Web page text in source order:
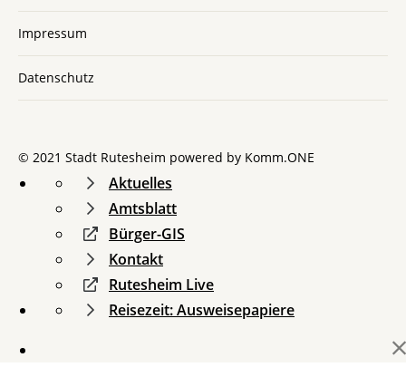
Impressum
Datenschutz
© 2021 Stadt Rutesheim powered by Komm.ONE
Aktuelles
Amtsblatt
Bürger-GIS
Kontakt
Rutesheim Live
Reisezeit: Ausweisepapiere